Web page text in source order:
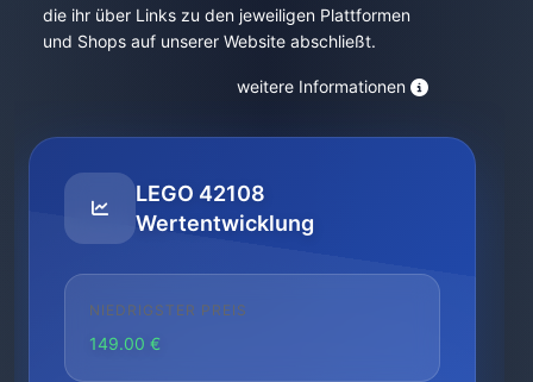
die ihr über Links zu den jeweiligen Plattformen
und Shops auf unserer Website abschließt.
weitere Informationen
LEGO 42108
Wertentwicklung
NIEDRIGSTER PREIS
149.00 €